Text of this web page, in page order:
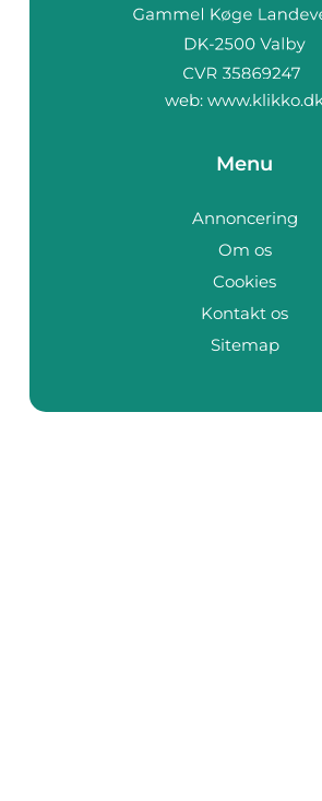
web:
Menu
Annoncering
Om os
Cookies
Kontakt os
Sitemap